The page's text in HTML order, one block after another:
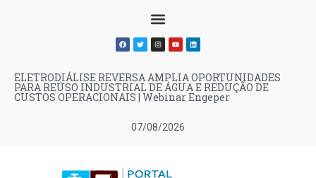
07/08/2026
ELETRODIÁLISE REVERSA AMPLIA OPORTUNIDADES
PARA REÚSO INDUSTRIAL DE ÁGUA E REDUÇÃO DE
CUSTOS OPERACIONAIS | Webinar Engeper